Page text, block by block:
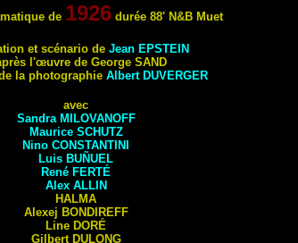
de 1926durée 88' N&BMuet
et scénario de Jean EPSTEIN
l'œuvre de George SAND
la photographie Albert DUVERGER
avec
Sandra MILOVANOFF
Maurice SCHUTZ
Nino CONSTANTINI
Luis BUÑUEL
René FERTÉ
Alex ALLIN
HALMA
Alexej BONDIREFF
Line DORÉ
Gilbert DULONG